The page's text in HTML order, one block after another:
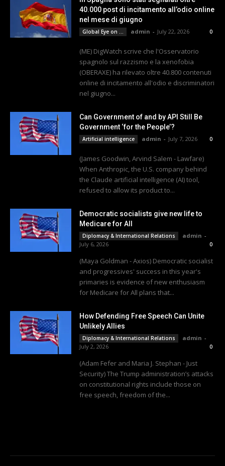
40.000 post di incitamento all’odio online
nel mese di giugno
Global Eye on ... admin - July 22, 2026 0
(ME) DigWatch scrive che l'Osservatorio
spagnolo sul razzismo e la xenofobia
(OBERAXE) ha rilevato oltre 40.800 contenuti
online di incitamento all'odio e discriminatori
nel giugno...
Can Government of and by API Still Be
Government ‘for the People’?
Artificial intelligence admin - July 7, 2026 0
(James Goodwin, Arvind Salem - Lawfare)
When Anthropic, the U.S. company behind
the Claude artificial intelligence (AI) tool,
refused to allow its product to...
Democratic socialists give new life to
Medicare for All
Diplomacy & International Relations admin -
July 6, 2026
0
(Maya Goldman - Axios) Democratic socialist
and progressives' success in this year's
primaries is evidence of new enthusiasm
for Medicare for All plans that...
How Defending Free Speech Can Unite
Unlikely Allies
Diplomacy & International Relations admin -
July 2, 2026
0
(Adam Fefer and Maria J. Stephan - Just
Security) The Trump administration’s attacks
on constitutional rights include those on
free speech, freedom of the...